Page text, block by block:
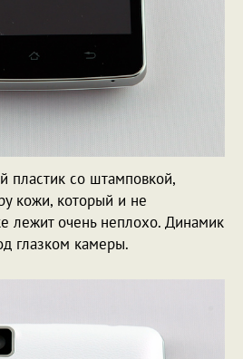
пластик со штамповкой,
кожи, который и не
лежит очень неплохо. Динамик
глазком камеры.